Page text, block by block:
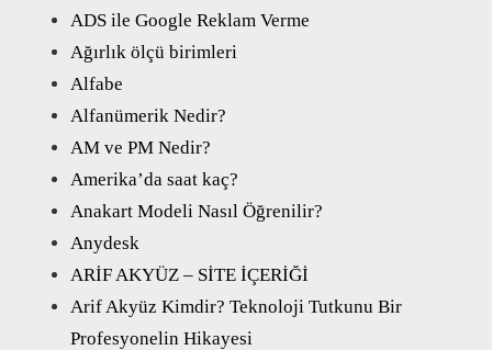
ADS ile Google Reklam Verme
Ağırlık ölçü birimleri
Alfabe
Alfanümerik Nedir?
AM ve PM Nedir?
Amerika’da saat kaç?
Anakart Modeli Nasıl Öğrenilir?
Anydesk
ARİF AKYÜZ – SİTE İÇERİĞİ
Arif Akyüz Kimdir? Teknoloji Tutkunu Bir
Profesyonelin Hikayesi